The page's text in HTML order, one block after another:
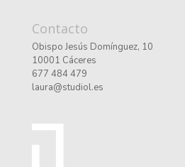
Contacto
Obispo Jesús Domínguez, 10
10001 Cáceres
677 484 479
laura@studiol.es